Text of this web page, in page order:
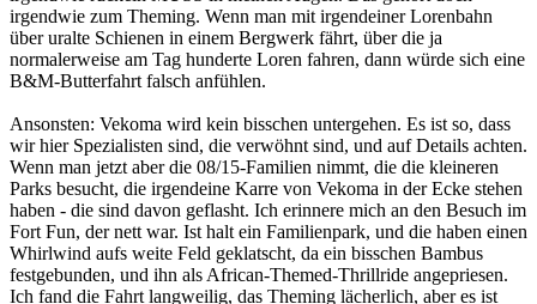
irgendwie zum Theming. Wenn man mit irgendeiner Lorenbahn
über uralte Schienen in einem Bergwerk fährt, über die ja
normalerweise am Tag hunderte Loren fahren, dann würde sich eine
B&M-Butterfahrt falsch anfühlen.
Ansonsten: Vekoma wird kein bisschen untergehen. Es ist so, dass
wir hier Spezialisten sind, die verwöhnt sind, und auf Details achten.
Wenn man jetzt aber die 08/15-Familien nimmt, die die kleineren
Parks besucht, die irgendeine Karre von Vekoma in der Ecke stehen
haben - die sind davon geflasht. Ich erinnere mich an den Besuch im
Fort Fun, der nett war. Ist halt ein Familienpark, und die haben einen
Whirlwind aufs weite Feld geklatscht, da ein bisschen Bambus
festgebunden, und ihn als African-Themed-Thrillride angepriesen.
Ich fand die Fahrt langweilig, das Theming lächerlich, aber es ist